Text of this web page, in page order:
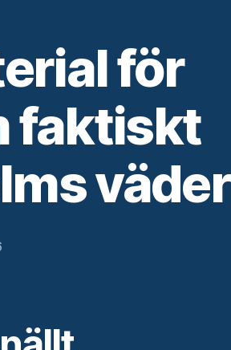
för
faktiskt
väder